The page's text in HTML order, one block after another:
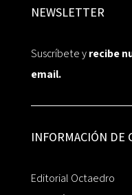
NEWSLETTER
Suscríbete yrecibe
email.
INFORMACIÓN DE
Editorial Octaedro